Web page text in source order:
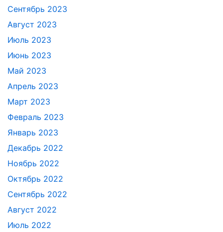
Сентябрь 2023
Август 2023
Июль 2023
Июнь 2023
Май 2023
Апрель 2023
Март 2023
Февраль 2023
Январь 2023
Декабрь 2022
Ноябрь 2022
Октябрь 2022
Сентябрь 2022
Август 2022
Июль 2022